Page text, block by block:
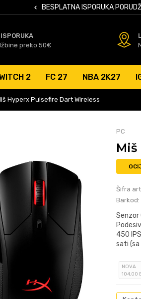
BESPLATNA ISPORUKA
preko 50€
2 FC 27 NBA 2K27
Hyperx Pulsefire Dart Wireless
PC
Šifra
Barkod:
Senzor
450
sati
NOVA
104,00